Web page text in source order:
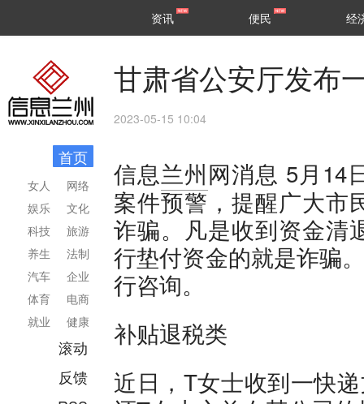
区县
资讯 便民 经
首页
网络
文化
旅游
法制
企业
电商
健康
女人
娱乐
科技
养生
汽车
体育
就业
滚动
反馈
甘肃省公安厅发布
2023-05-15 10:04
信息兰州网消息 5月14
案件预警，提醒广大市
诈骗。凡是收到资金清
行垫付资金的就是诈骗
行咨询。
补贴退税类
近日，T女士收到一快